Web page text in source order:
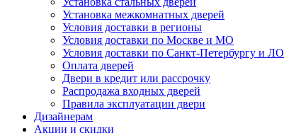
Установка межкомнатных дверей
Условия доставки в регионы
Условия доставки по Москве и МО
Условия доставки по Санкт-Петербургу и ЛО
Оплата дверей
Двери в кредит или рассрочку
Распродажа входных дверей
Правила эксплуатации двери
Дизайнерам
Акции и скидки